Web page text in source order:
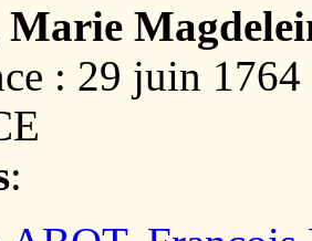
: 29 juin
: